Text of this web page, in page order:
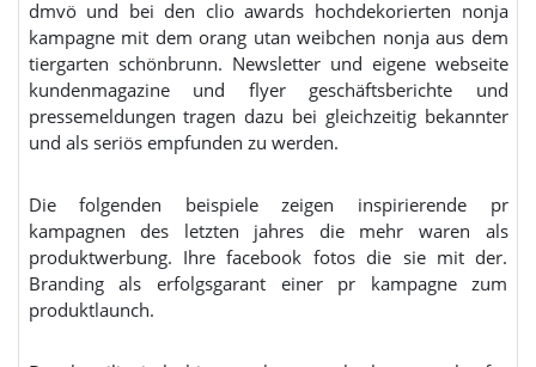
dmvö und bei den clio awards hochdekorierten nonja
kampagne mit dem orang utan weibchen nonja aus dem
tiergarten schönbrunn. Newsletter und eigene webseite
kundenmagazine und flyer geschäftsberichte und
pressemeldungen tragen dazu bei gleichzeitig bekannter
und als seriös empfunden zu werden.
Die folgenden beispiele zeigen inspirierende pr
kampagnen des letzten jahres die mehr waren als
produktwerbung. Ihre facebook fotos die sie mit der.
Branding als erfolgsgarant einer pr kampagne zum
produktlaunch.